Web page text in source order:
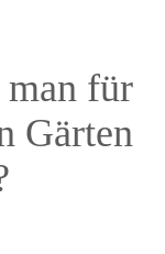
für
Gärten